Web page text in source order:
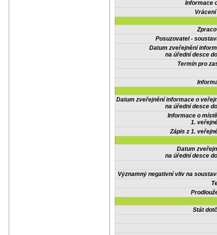
Informace
Posuzovatel -
Datum zveřejnění
na úřední desce
Termín pro
Datum zveřejnění informace o
na úřední desce
Informace o
1.
Zápis z 1.
Datum
na úřední desce
Významný negativní vliv na
Stát